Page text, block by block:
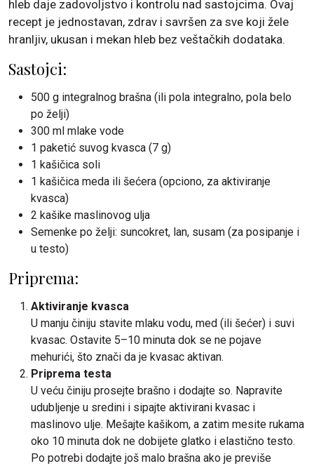
hleb daje zadovoljstvo i kontrolu nad sastojcima. Ovaj
recept je jednostavan, zdrav i savršen za sve koji žele
hranljiv, ukusan i mekan hleb bez veštačkih dodataka.
Sastojci:
500 g integralnog brašna (ili pola integralno, pola belo
po želji)
300 ml mlake vode
1 paketić suvog kvasca (7 g)
1 kašičica soli
1 kašičica meda ili šećera (opciono, za aktiviranje
kvasca)
2 kašike maslinovog ulja
Semenke po želji: suncokret, lan, susam (za posipanje i
u testo)
Priprema:
Aktiviranje kvasca
U manju činiju stavite mlaku vodu, med (ili šećer) i suvi
kvasac. Ostavite 5–10 minuta dok se ne pojave
mehurići, što znači da je kvasac aktivan.
Priprema testa
U veću činiju prosejte brašno i dodajte so. Napravite
udubljenje u sredini i sipajte aktivirani kvasac i
maslinovo ulje. Mešajte kašikom, a zatim mesite rukama
oko 10 minuta dok ne dobijete glatko i elastično testo.
Po potrebi dodajte još malo brašna ako je previše